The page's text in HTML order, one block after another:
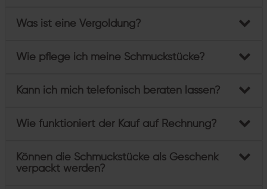
Was ist eine Vergoldung?
Wie pflege ich meine Schmuckstücke?
Kann ich mich telefonisch beraten lassen?
Wie funktioniert der Kauf auf Rechnung?
Können die Schmuckstücke als Geschenk
verpackt werden?